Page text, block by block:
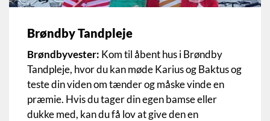
Brøndby Tandpleje
Brøndbyvester: Kom til åbent hus i Brøndby
Tandpleje, hvor du kan møde Karius og Baktus og
teste din viden om tænder og måske vinde en
præmie. Hvis du tager din egen bamse eller
dukke med, kan du få lov at give den en